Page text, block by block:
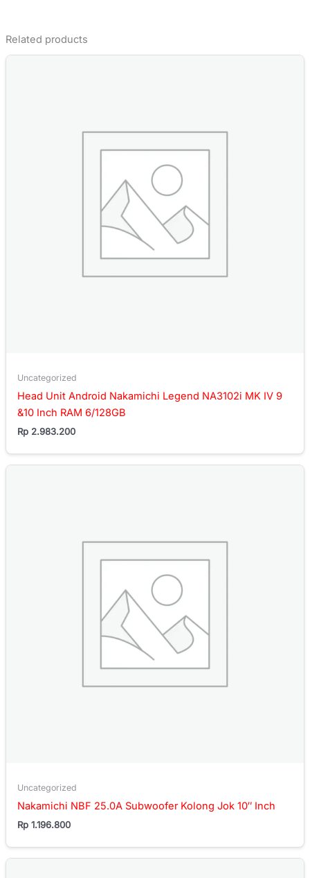
Related products
Uncategorized
Head Unit Android Nakamichi Legend NA3102i MK IV 9
&10 Inch RAM 6/128GB
Rp 2.983.200
Uncategorized
Nakamichi NBF 25.0A Subwoofer Kolong Jok 10″ Inch
Rp 1.196.800